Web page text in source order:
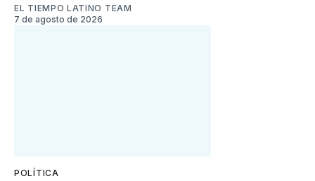
EL TIEMPO LATINO TEAM
7 de agosto de 2026
POLÍTICA